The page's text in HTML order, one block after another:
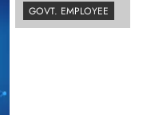
GOVT. EMPLOYEE